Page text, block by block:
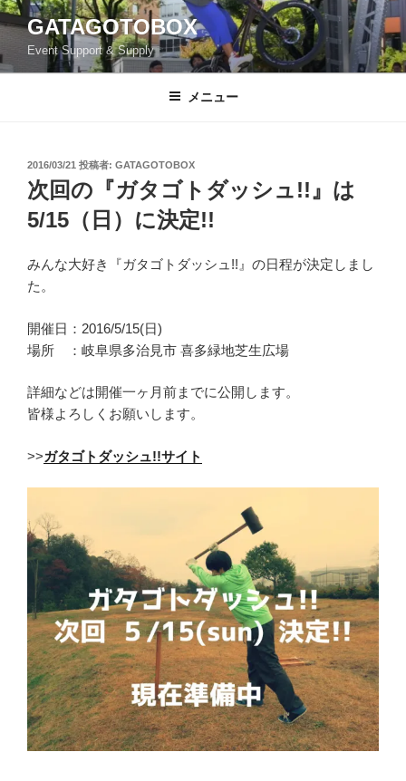
コ
ン
テ
ン
GATAGOTOBOX
Event Support & Supply
メニュー
投
稿
日:
2016/03/21 投稿者: GATAGOTOBOX
次回の『ガタゴトダッシュ!!』は
5/15（日）に決定!!
みんな大好き『ガタゴトダッシュ!!』の日程が決定しまし
た。
開催日：2016/5/15(日)
場所 ：岐阜県多治見市 喜多緑地芝生広場
詳細などは開催一ヶ月前までに公開します。
皆様よろしくお願いします。
>>ガタゴトダッシュ!!サイト